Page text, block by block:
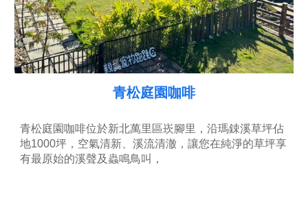
青松庭園咖啡
青松庭園咖 啡位於新北萬里區崁腳里，沿瑪鋉溪草坪佔
地1000坪，空氣清新、溪流清澈，讓您在純淨的草坪享
有最原始的溪聲及蟲鳴鳥叫，